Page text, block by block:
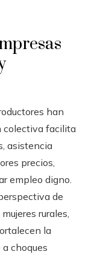
han
colectiva facilita
asistencia
precios,
empleo digno.
de
rurales,
la
choques